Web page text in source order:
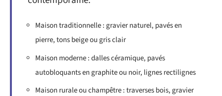
Maison traditionnelle : gravier naturel, pavés en
pierre, tons beige ou gris clair
Maison moderne : dalles céramique, pavés
autobloquants en graphite ou noir, lignes rectilignes
Maison rurale ou champêtre : traverses bois, gravier